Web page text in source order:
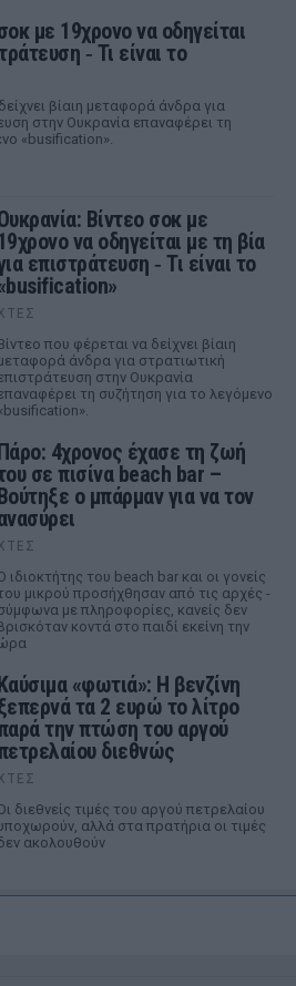
με 19χρονο να οδηγείται
‑ Τι είναι το
βίαιη μεταφορά άνδρα για
στην Ουκρανία επαναφέρει τη
«busification».
Βίντεο σοκ με
να οδηγείται με τη βία
επιστράτευση ‑ Τι είναι το
που φέρεται να δείχνει βίαιη
άνδρα για στρατιωτική
στην Ουκρανία
τη συζήτηση για το λεγόμενο
4χρονος έχασε τη ζωή
σε πισίνα beach bar –
ο μπάρμαν για να τον
ιδιοκτήτης του beach bar και οι γονείς
μικρού προσήχθησαν από τις αρχές -
με πληροφορίες, κανείς δεν
κοντά στο παιδί εκείνη την
«φωτιά»: Η βενζίνη
τα 2 ευρώ το λίτρο
την πτώση του αργού
διεθνώς
διεθνείς τιμές του αργού πετρελαίου
αλλά στα πρατήρια οι τιμές
ακολουθούν